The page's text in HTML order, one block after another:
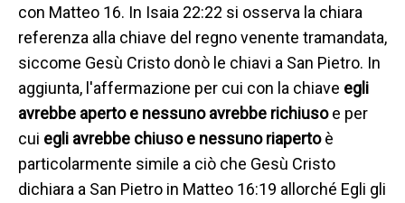
con Matteo 16. In Isaia 22:22 si osserva la chiara
referenza alla chiave del regno venente tramandata,
siccome Gesù Cristo donò le chiavi a San Pietro. In
aggiunta, l'affermazione per cui con la chiave egli
avrebbe aperto e nessuno avrebbe richiusoe per
cui egli avrebbe chiuso e nessuno riapertoè
particolarmente simile a ciò che Gesù Cristo
dichiara a San Pietro in Matteo 16:19 allorché Egli gli